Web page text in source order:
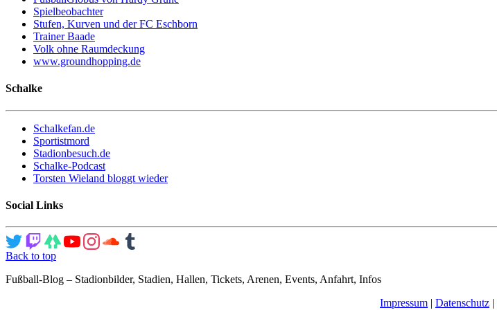
Spielbeobachter
Stufen, Kurven und der FC Eschborn
Trainer Baade
Volk ohne Raumdeckung
www.groundhopping.de
Schalke
Schalkefan.de
Sportistmord
Stadionbesuch.de
Schalke-Podcast
Torsten Wieland bloggt wieder
Social Links
Back to top
Fußball-Blog – Stadionbilder, Stadien, Hallen, Tickets, Arenen, Events, Anfahrt, Infos
Impressum | Datenschutz |